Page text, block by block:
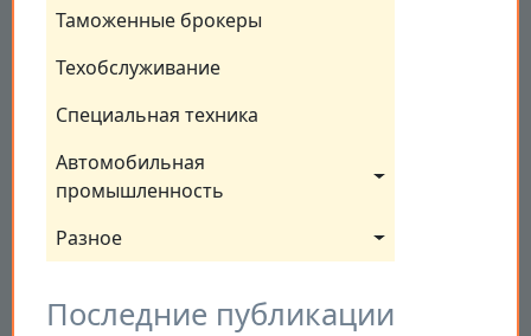
Таможенные брокеры
Техобслуживание
Специальная техника
Автомобильная
промышленность
Разное
Последние публикации